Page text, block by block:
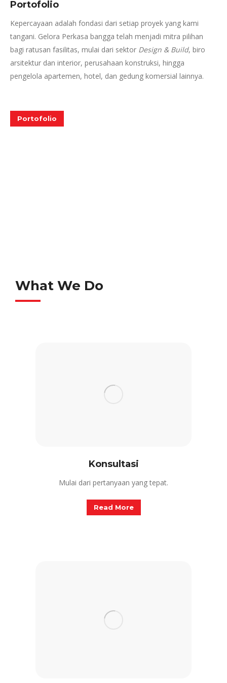
Portofolio
Kepercayaan adalah fondasi dari setiap proyek yang kami
tangani. Gelora Perkasa bangga telah menjadi mitra pilihan
bagi ratusan fasilitas, mulai dari sektor Design & Build, biro
arsitektur dan interior, perusahaan konstruksi, hingga
pengelola apartemen, hotel, dan gedung komersial lainnya.
Portofolio
What We Do
Konsultasi
Mulai dari pertanyaan yang tepat.
Read More